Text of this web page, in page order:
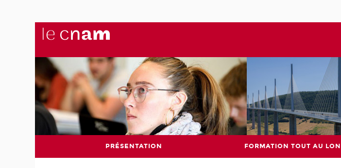
PRÉSENTATION FORMATION TOUT AU